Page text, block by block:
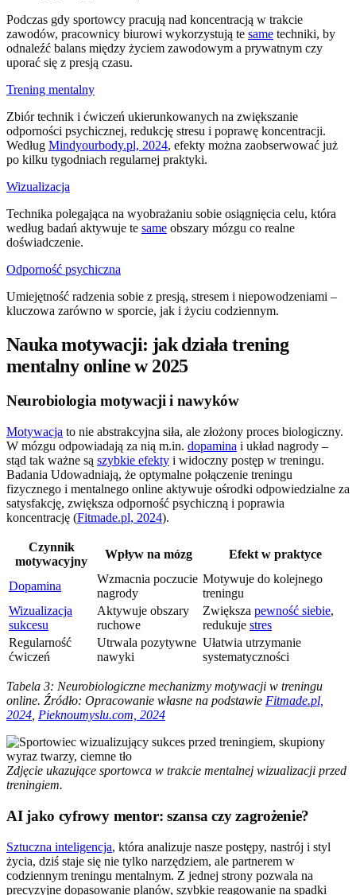
Podczas gdy sportowcy pracują nad koncentracją w trakcie
zawodów, pracownicy biurowi wykorzystują te same techniki, by
odnaleźć balans między życiem zawodowym a prywatnym czy
uporać się z presją czasu.
Trening mentalny
Zbiór technik i ćwiczeń ukierunkowanych na zwiększanie
odporności psychicznej, redukcję stresu i poprawę koncentracji.
Według Mindyourbody.pl, 2024, efekty można zaobserwować już
po kilku tygodniach regularnej praktyki.
Wizualizacja
Technika polegająca na wyobrażaniu sobie osiągnięcia celu, która
według badań aktywuje te same obszary mózgu co realne
doświadczenie.
Odporność psychiczna
Umiejętność radzenia sobie z presją, stresem i niepowodzeniami –
kluczowa zarówno w sporcie, jak i życiu codziennym.
Nauka motywacji: jak działa trening
mentalny online w 2025
Neurobiologia motywacji i nawyków
Motywacja to nie abstrakcyjna siła, ale złożony proces biologiczny.
W mózgu odpowiadają za nią m.in. dopamina i układ nagrody –
stąd tak ważne są szybkie efekty i widoczny postęp w treningu.
Badania Udowadniają, że optymalne połączenie treningu
fizycznego i mentalnego online aktywuje ośrodki odpowiedzialne za
satysfakcję, zwiększa odporność psychiczną i poprawia
koncentrację (Fitmade.pl, 2024).
Czynnik
motywacyjny
Wpływ na mózg Efekt w praktyce
Dopamina
Wzmacnia poczucie
nagrody
Motywuje do kolejnego
treningu
Wizualizacja
sukcesu
Aktywuje obszary
ruchowe
Zwiększa pewność siebie,
redukuje stres
Regularność
ćwiczeń
Utrwala pozytywne
nawyki
Ułatwia utrzymanie
systematyczności
Tabela 3: Neurobiologiczne mechanizmy motywacji w treningu
online. Źródło: Opracowanie własne na podstawie Fitmade.pl,
2024 Pieknoumyslu.com, 2024
Zdjęcie ukazujące sportowca w trakcie mentalnej wizualizacji przed
treningiem.
AI jako cyfrowy mentor: szansa czy zagrożenie?
Sztuczna inteligencja, która analizuje nasze postępy, nastrój i styl
życia, dziś staje się nie tylko narzędziem, ale partnerem w
codziennym treningu mentalnym. Z jednej strony pozwala na
precyzyjne dopasowanie planów, szybkie reagowanie na spadki